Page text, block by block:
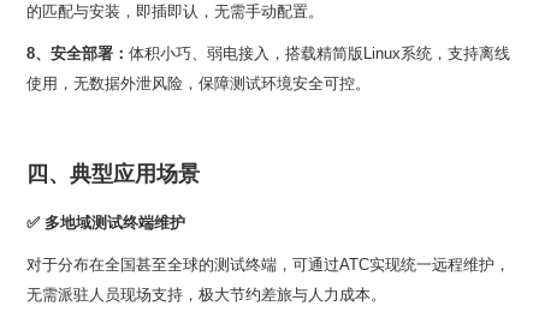
的匹配与安装，即插即认，无需手动配置。
8、安全部署：
使用，无数据外泄风险，保障测试环境安全可控。
四、典型应用场景
✅ 多地域测试终端维护
无需派驻人员现场支持，极大节约差旅与人力成本。